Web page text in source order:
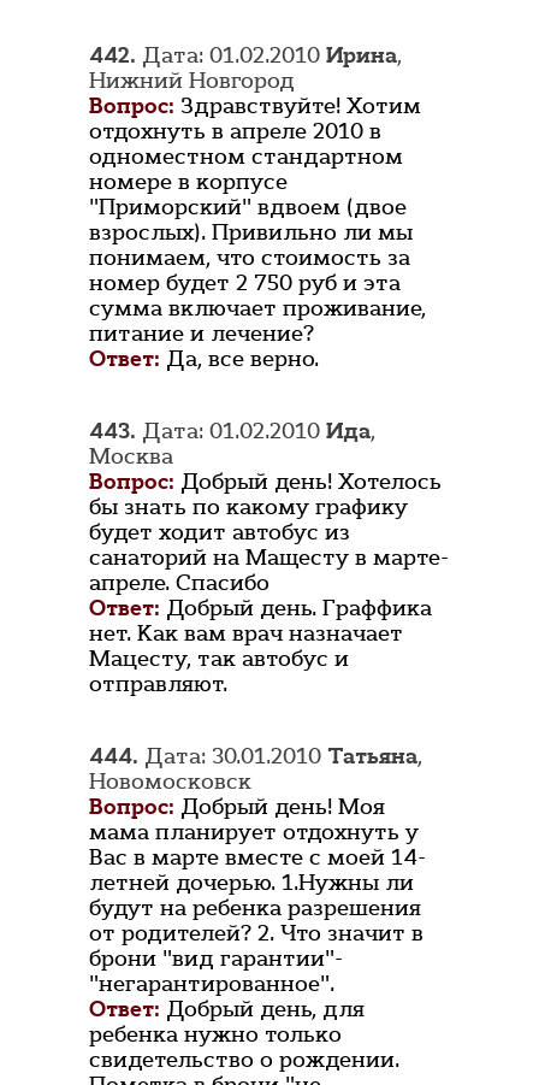
442. Дата: 01.02.2010 Ирина,
Нижний Новгород
Вопрос: Здравствуйте! Хотим
отдохнуть в апреле 2010 в
одноместном стандартном
номере в корпусе
"Приморский" вдвоем (двое
взрослых). Привильно ли мы
понимаем, что стоимость за
номер будет 2 750 руб и эта
сумма включает проживание,
питание и лечение?
Ответ: Да, все верно.
443. Дата: 01.02.2010 Ида,
Москва
Вопрос: Добрый день! Хотелось
бы знать по какому графику
будет ходит автобус из
санаторий на Мащесту в марте-
апреле. Спасибо
Ответ: Добрый день. Граффика
нет. Как вам врач назначает
Мацесту, так автобус и
отправляют.
444. Дата: 30.01.2010 Татьяна,
Новомосковск
Вопрос: Добрый день! Моя
мама планирует отдохнуть у
Вас в марте вместе с моей 14-
летней дочерью. 1.Нужны ли
будут на ребенка разрешения
от родителей? 2. Что значит в
брони "вид гарантии"-
"негарантированное".
Ответ: Добрый день, для
ребенка нужно только
свидетельство о рождении.